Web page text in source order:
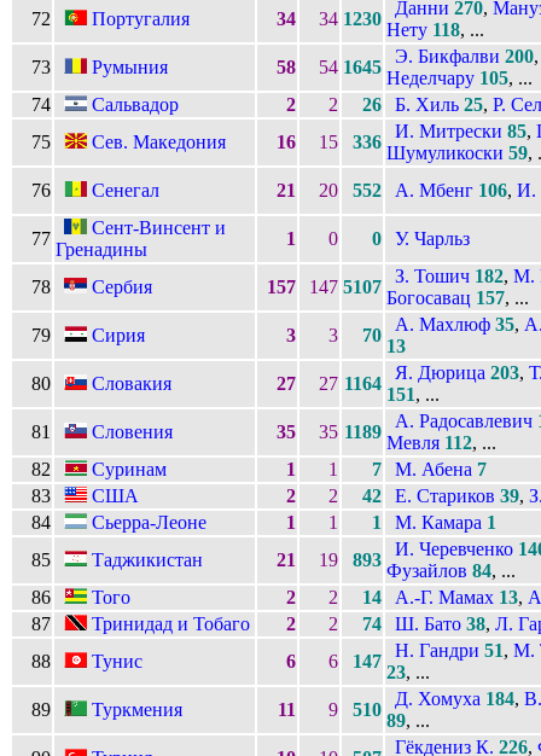
72 Португалия 34 34 1230
Данни 270,
Нету 118, ...
73
Румыния 58 54 1645
Э. Бикфалви 200
Неделчару 105, ...
74
Сальвадор 2 2 26 Б. Хиль 25, Р.
75
Сев. Македония 16 15 336
И. Митрески 85,
Шумуликоски 59,
76
Сенегал 21 20 552 А. Мбенг 106, И.
77
Сент-Винсент и
Гренадины
1 0 0 У. Чарльз
78 Сербия 157 147 5107
З. Тошич 182, М.
Богосавац 157, ...
79
Сирия 3 3 70
А. Махлюф 35,
13
80
Словакия 27 27 1164
Я. Дюрица 203,
151, ...
81
Словения 35 35 1189
А. Радосавлевич
Мевля 112, ...
82
Суринам 1 1 7 М. Абена 7
83
США 2 2 42 Е. Стариков 39,
84
Сьерра-Леоне 1 1 1 М. Камара 1
85
Таджикистан 21 19 893
И. Черевченко
Фузайлов 84, ...
86
Того 2 2 14 А.-Г. Мамах 13,
87
Тринидад и Тобаго 2 2 74 Ш. Бато 38, Л.
88
Тунис 6 6 147
Н. Гандри 51, М.
23, ...
89
Туркмения 11 9 510
Д. Хомуха 184,
89, ...
Гёкдениз К. 226,